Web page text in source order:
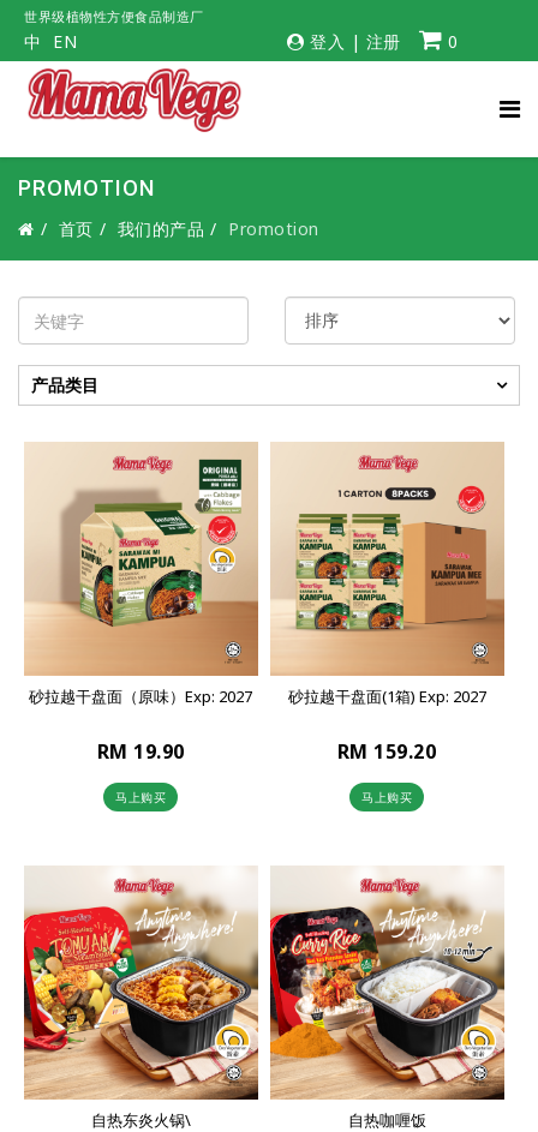
世界级植物性方便食品制造厂
中 EN 登入 | 注册 0
PROMOTION
首页 我们的产品 Promotion
产品类目
砂拉越干盘面（原味）Exp: 2027
RM 19.90
马上购买
砂拉越干盘面(1箱) Exp: 2027
RM 159.20
马上购买
自热东炎火锅\ 自热咖喱饭